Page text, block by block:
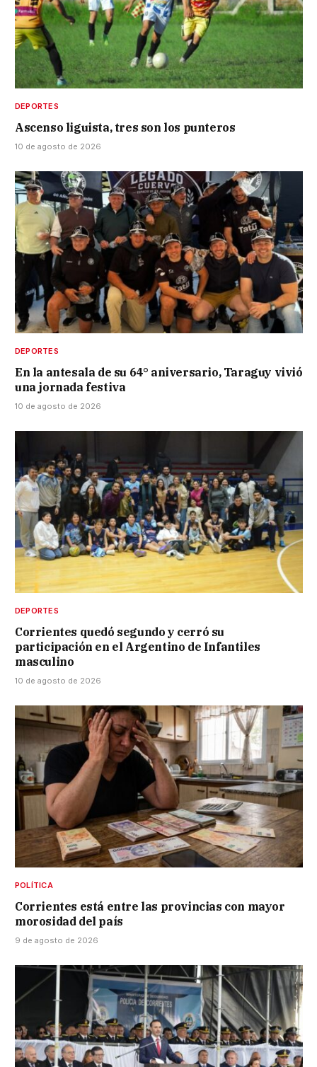
DEPORTES
Ascenso liguista, tres son los punteros
10 de agosto de 2026
DEPORTES
En la antesala de su 64° aniversario, Taraguy vivió
una jornada festiva
10 de agosto de 2026
DEPORTES
Corrientes quedó segundo y cerró su
participación en el Argentino de Infantiles
masculino
10 de agosto de 2026
POLÍTICA
Corrientes está entre las provincias con mayor
morosidad del país
9 de agosto de 2026